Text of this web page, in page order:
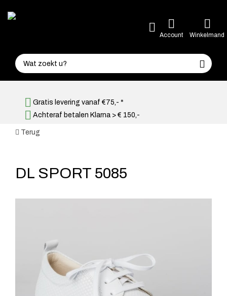
Account Winkelmand
Gratis levering vanaf €75,- *
Achteraf betalen Klarna > € 150,-
Terug
DL SPORT 5085